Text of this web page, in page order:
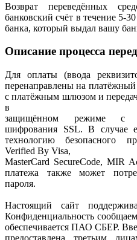
Возврат переведённых
банковский счёт в течение 5-
банка, который выдал вашу
Описание процесса
Для оплаты (ввода
перенаправлены на
с платёжным шлюзом и
в
защищённом режиме с
шифрования SSL. В случае
технологию безопасного
Verified By Visa,
MasterCard SecureCode, MIR
платежа также может
пароля.
Настоящий сайт
Конфиденциальность
обеспечивается ПАО СБЕР.